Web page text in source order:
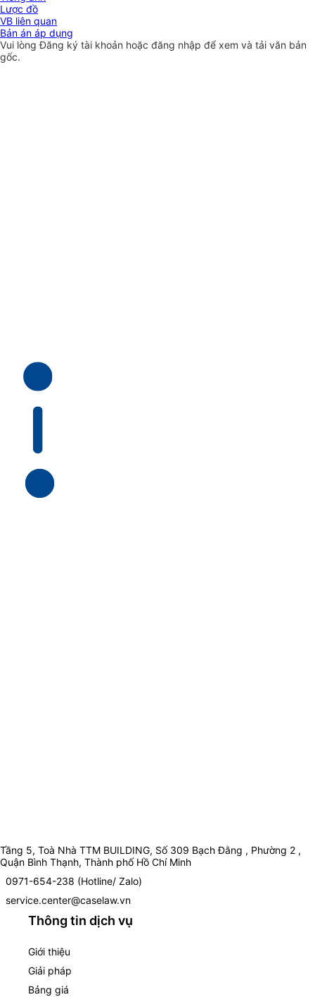
Lược đồ
VB liên quan
Bản án áp dụng
Vui lòngĐăng ký tài khoản hoặc đăng nhập để xem và tải văn bản
gốc.
Tầng 5, Toà Nhà TTM BUILDING, Số 309 Bạch Đằng , Phường 2 ,
Quận Bình Thạnh, Thành phố Hồ Chí Minh
0971-654-238 (Hotline/ Zalo)
service.center@caselaw.vn
Thông tin dịch vụ
Giới thiệu
Giải pháp
Bảng giá